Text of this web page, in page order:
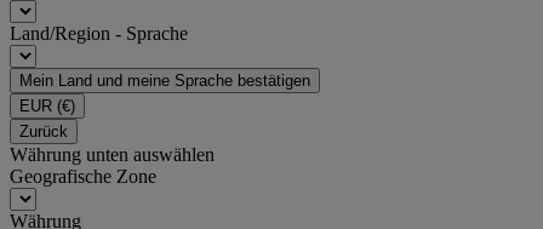
Land/Region - Sprache
Mein Land und meine Sprache bestätigen
EUR (€)
Zurück
Währung unten auswählen
Geografische Zone
Währung